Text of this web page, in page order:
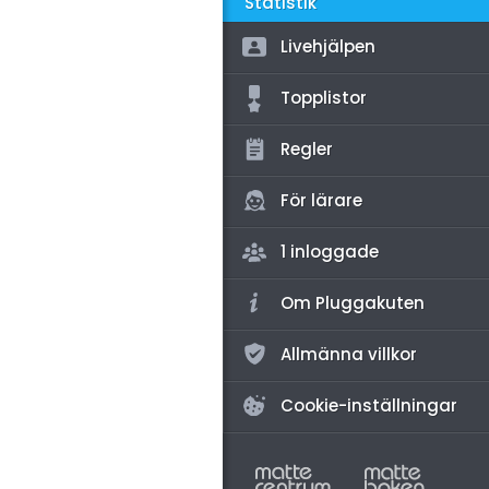
Livehjälpen
Topplistor
Regler
För lärare
1 inloggade
Om Pluggakuten
Allmänna villkor
Cookie-inställningar